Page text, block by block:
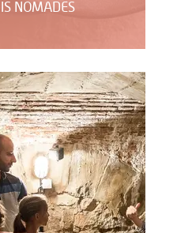
NOMADES